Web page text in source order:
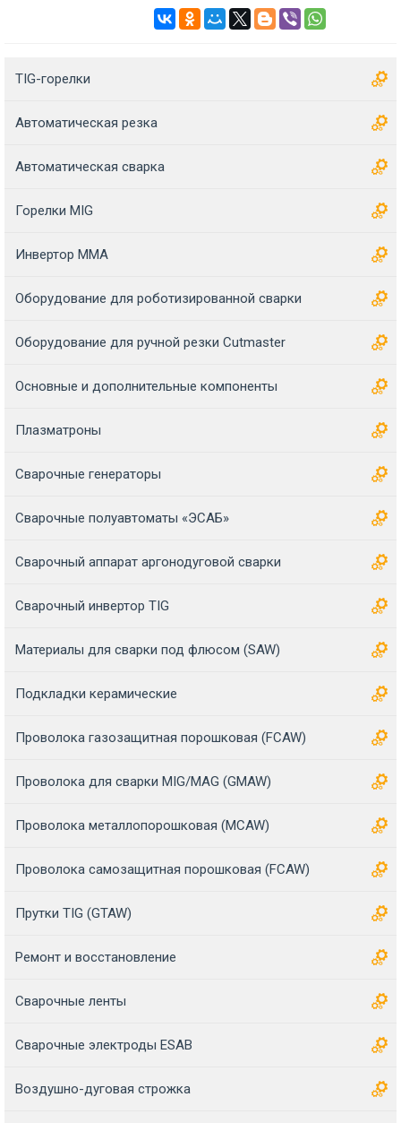
TIG-горелки
Автоматическая резка
Автоматическая сварка
Горелки MIG
Инвертор MMA
Оборудование для роботизированной сварки
Оборудование для ручной резки Cutmaster
Основные и дополнительные компоненты
Плазматроны
Сварочные генераторы
Сварочные полуавтоматы «ЭСАБ»
Сварочный аппарат аргонодуговой сварки
Сварочный инвертор TIG
Материалы для сварки под флюсом (SAW)
Подкладки керамические
Проволока газозащитная порошковая (FCAW)
Проволока для сварки MIG/MAG (GMAW)
Проволока металлопорошковая (MCAW)
Проволока самозащитная порошковая (FCAW)
Прутки TIG (GTAW)
Ремонт и восстановление
Сварочные ленты
Сварочные электроды ESAB
Воздушно-дуговая строжка